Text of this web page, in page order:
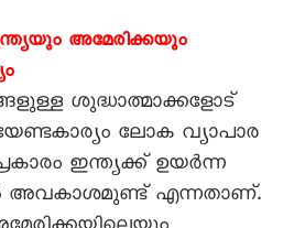
അമേരിക്കയും
ശുദ്ധാത്മാക്കളോട്
ലോക വ്യാപാര
ഇന്ത്യക്ക് ഉയർന്ന
അവകാശമുണ്ട് എന്നതാണ്.